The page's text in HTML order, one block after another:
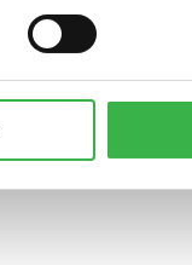
km